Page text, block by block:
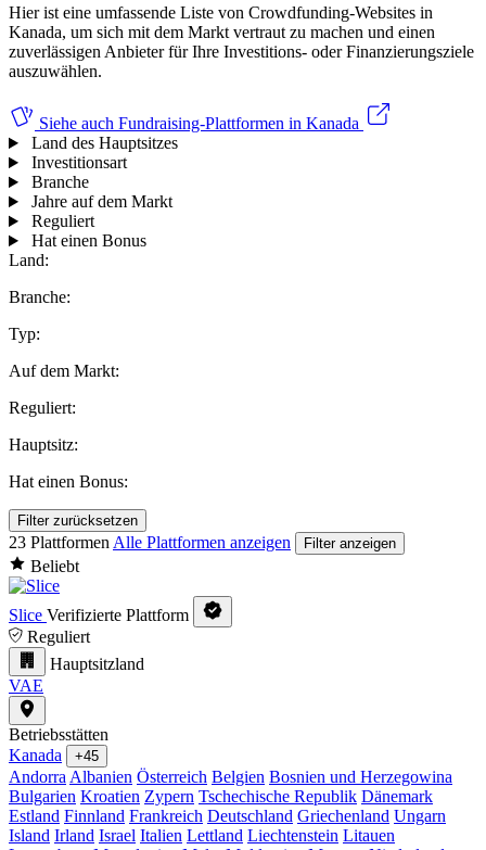
Hier ist eine umfassende Liste von Crowdfunding-Websites in
Kanada, um sich mit dem Markt vertraut zu machen und einen
zuverlässigen Anbieter für Ihre Investitions- oder Finanzierungsziele
auszuwählen.
Siehe auch Fundraising-Plattformen in Kanada
Land des Hauptsitzes
Investitionsart
Branche
Jahre auf dem Markt
Reguliert
Hat einen Bonus
Land:
Branche:
Typ:
Auf dem Markt:
Reguliert:
Hauptsitz:
Hat einen Bonus:
Filter zurücksetzen
23 Plattformen Alle Plattformen anzeigen Filter anzeigen
Beliebt
Slice Verifizierte Plattform
Reguliert
Hauptsitzland
VAE
Betriebsstätten
Kanada
+45
Andorra Albanien Österreich Belgien Bosnien und Herzegowina
Bulgarien Kroatien Zypern Tschechische Republik Dänemark
Estland Finnland Frankreich Deutschland Griechenland Ungarn
Island Irland Israel Italien Lettland Liechtenstein Litauen